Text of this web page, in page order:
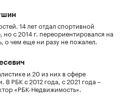
14 лет отдал спортивной
но с 2014 г. переориентировался на
о чем еще ни разу не пожалел.
и 20 из них в сфере
В РБК с 2012 года, с 2021 года –
«РБК-Недвижимость».